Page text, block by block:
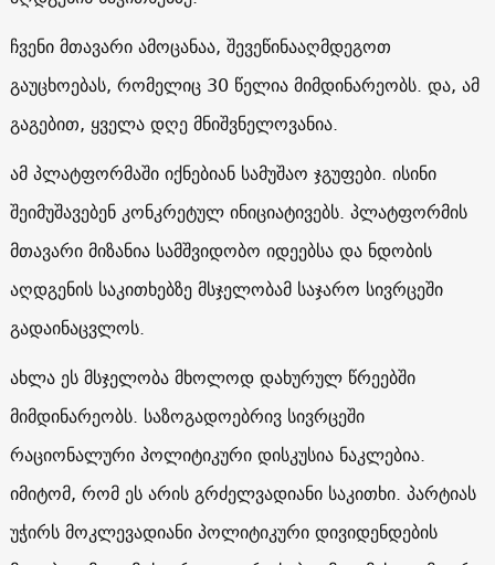
ჩვენი მთავარი ამოცანაა, შევეწინააღმდეგოთ
გაუცხოებას, რომელიც 30 წელია მიმდინარეობს. და, ამ
გაგებით, ყველა დღე მნიშვნელოვანია.
ამ პლატფორმაში იქნებიან სამუშაო ჯგუფები. ისინი
შეიმუშავებენ კონკრეტულ ინიციატივებს. პლატფორმის
მთავარი მიზანია სამშვიდობო იდეებსა და ნდობის
აღდგენის საკითხებზე მსჯელობამ საჯარო სივრცეში
გადაინაცვლოს.
ახლა ეს მსჯელობა მხოლოდ დახურულ წრეებში
მიმდინარეობს. საზოგადოებრივ სივრცეში
რაციონალური პოლიტიკური დისკუსია ნაკლებია.
იმიტომ, რომ ეს არის გრძელვადიანი საკითხი. პარტიას
უჭირს მოკლევადიანი პოლიტიკური დივიდენდების